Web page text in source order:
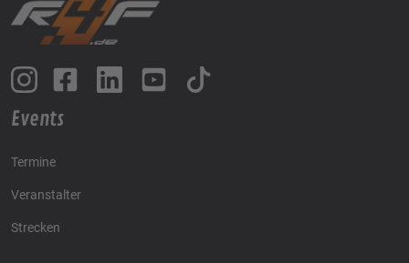
Events
Termine
Veranstalter
Strecken